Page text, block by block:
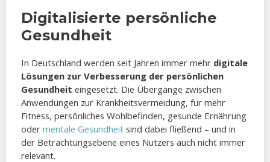
Digitalisierte persönliche
Gesundheit
In Deutschland werden seit Jahren immer mehr digitale
Lösungen zur Verbesserung der persönlichen
Gesundheit eingesetzt. Die Übergänge zwischen
Anwendungen zur Krankheitsvermeidung, für mehr
Fitness, persönliches Wohlbefinden, gesunde Ernährung
oder mentale Gesundheit sind dabei fließend – und in
der Betrachtungsebene eines Nutzers auch nicht immer
relevant.